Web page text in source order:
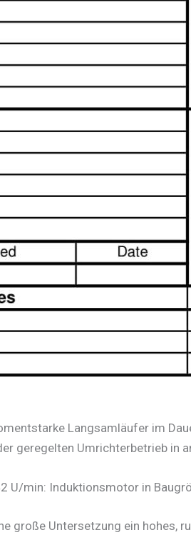
Langsamläufer im
geregelten Umrichterbetrieb in
U/min: Induktionsmotor in
große Untersetzung ein